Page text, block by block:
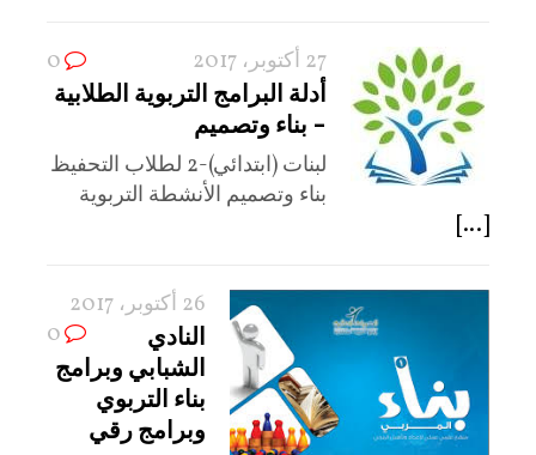
27 أكتوبر، 2017 0
أدلة البرامج التربوية الطلابية
– بناء وتصميم
لبنات (ابتدائي)-2 لطلاب التحفيظ
بناء وتصميم الأنشطة التربوية
[...]
26 أكتوبر، 2017
0
النادي
الشبابي وبرامج
بناء التربوي
وبرامج رقي